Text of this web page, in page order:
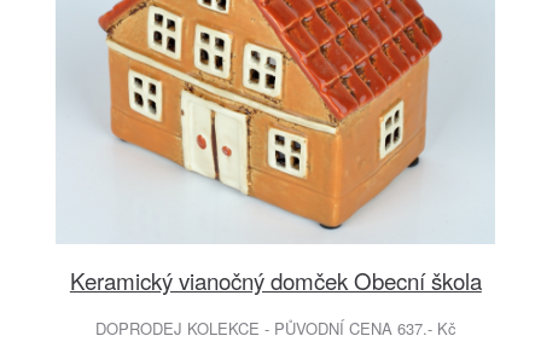
Keramický vianočný domček Obecní škola
DOPRODEJ KOLEKCE - PŮVODNÍ CENA 637.- Kč